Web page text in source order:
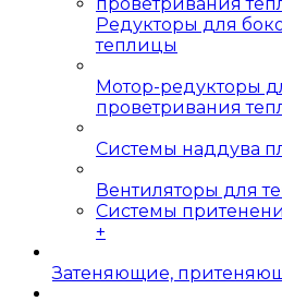
Редукторы для
теплицы
Мотор-редукторы
проветривания
Системы наддува
Вентиляторы для
Системы
+
Затеняющие,